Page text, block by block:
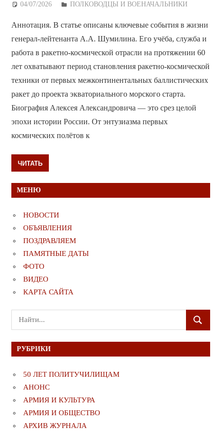
04/07/2026 Дежурный по Редакции
ПОЛКОВОДЦЫ И ВОЕНАЧАЛЬНИКИ
Аннотация. В статье описаны ключевые события в жизни
генерал-лейтенанта А.А. Шумилина. Его учёба, служба и
работа в ракетно-космической отрасли на протяжении 60
лет охватывают период становления ракетно-космической
техники от первых межконтинентальных баллистических
ракет до проекта экваториального морского старта.
Биография Алексея Александровича — это срез целой
эпохи истории России. От энтузиазма первых
космических полётов к
ЧИТАТЬ
МЕНЮ
НОВОСТИ
ОБЪЯВЛЕНИЯ
ПОЗДРАВЛЯЕМ
ПАМЯТНЫЕ ДАТЫ
ФОТО
ВИДЕО
КАРТА САЙТА
Поиск
для:
ПОИСК
РУБРИКИ
50 ЛЕТ ПОЛИТУЧИЛИЩАМ
АНОНС
АРМИЯ И КУЛЬТУРА
АРМИЯ И ОБЩЕСТВО
АРХИВ ЖУРНАЛА